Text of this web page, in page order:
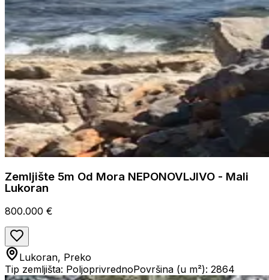
Zemljište 5m Od Mora NEPONOVLJIVO - Mali
Lukoran
800.000 €
Lukoran, Preko
Tip zemljišta: PoljoprivrednoPovršina (u m²): 2864